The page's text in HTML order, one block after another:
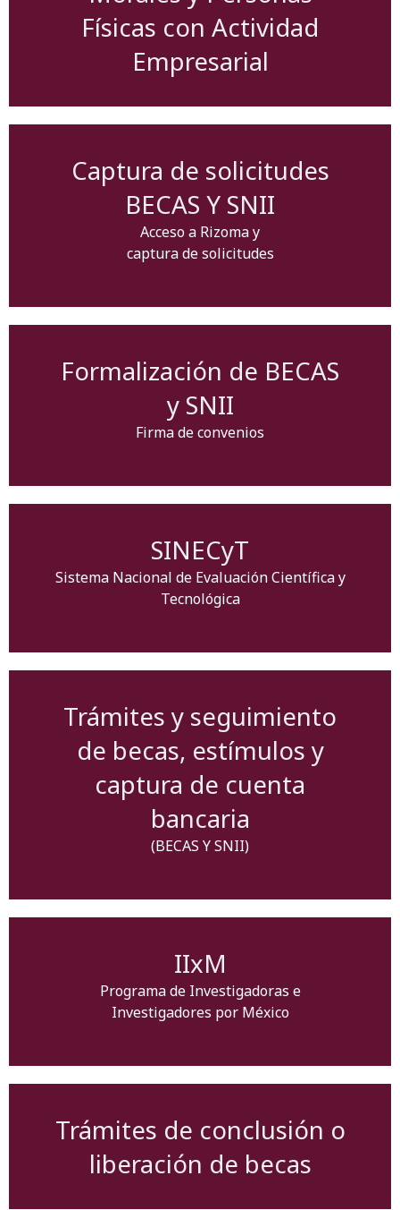
Físicas con Actividad
Empresarial
Captura de solicitudes
BECAS Y SNII
Acceso a Rizoma y
captura de solicitudes
Formalización de BECAS
y SNII
Firma de convenios
SINECyT
Sistema Nacional de Evaluación Científica y
Tecnológica
Trámites y seguimiento
de becas, estímulos y
captura de cuenta
bancaria
(BECAS Y SNII)
IIxM
Programa de Investigadoras e
Investigadores por México
Trámites de conclusión o
liberación de becas